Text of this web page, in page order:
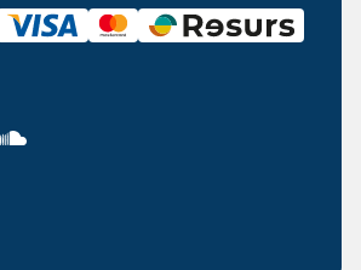
blade switch, volym och ton
Molded Tremolo